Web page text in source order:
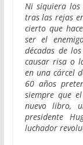
Ni siquiera los
tras las rejas
cierto que
ser el
décadas de
causar risa o
en una cárcel
60 años
siempre que
nuevo libro,
presidente
luchador